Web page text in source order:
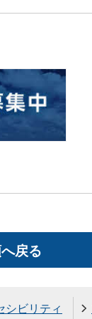
戻る
シビリティ